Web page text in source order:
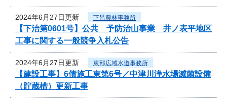
2024年6月27日更新 下呂農林事務所
【下治第0601号】公共 予防治山事業 井ノ表平地区
工事に関する一般競争入札公告
2024年6月27日更新 東部広域水道事務所
【建設工事】6債施工東第6号／中津川浄水場滅菌設備
（貯蔵槽）更新工事